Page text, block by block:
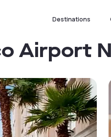
Destinations
Airport